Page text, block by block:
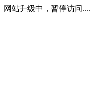
网站升级中，暂停访问....